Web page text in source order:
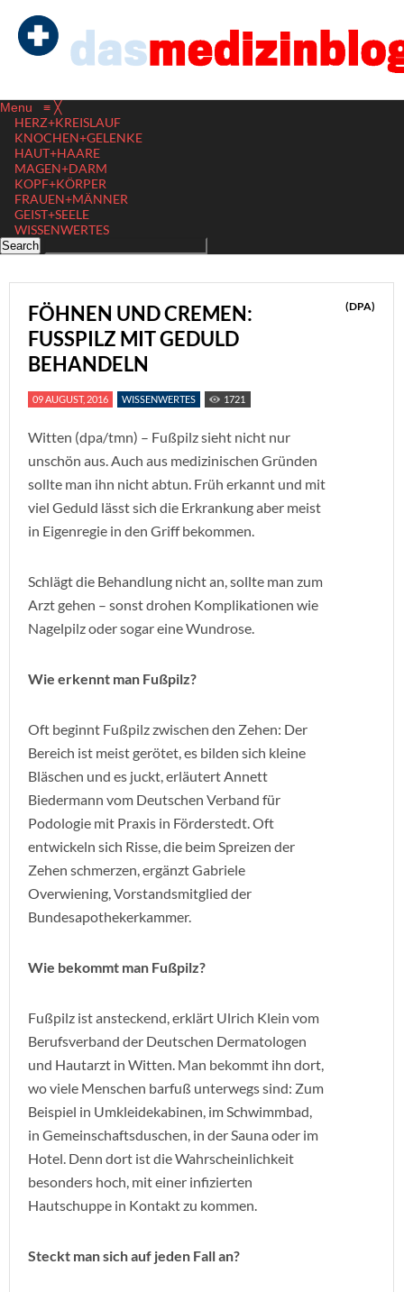
Menu ≡ ╳
HERZ+KREISLAUF
KNOCHEN+GELENKE
HAUT+HAARE
MAGEN+DARM
KOPF+KÖRPER
FRAUEN+MÄNNER
GEIST+SEELE
WISSENWERTES
FÖHNEN UND CREMEN:
FUSSPILZ MIT GEDULD B
EHANDELN
(DPA)
09 AUGUST, 2016 WISSENWERTES 1721
Witten (dpa/tmn) – Fußpilz sieht nicht nur
unschön aus. Auch aus medizinischen Gründen
sollte man ihn nicht abtun. Früh erkannt und mit
viel Geduld lässt sich die Erkrankung aber meist
in Eigenregie in den Griff bekommen.
Schlägt die Behandlung nicht an, sollte man zum
Arzt gehen – sonst drohen Komplikationen wie
Nagelpilz oder sogar eine Wundrose.
Wie erkennt man Fußpilz?
Oft beginnt Fußpilz zwischen den Zehen: Der
Bereich ist meist gerötet, es bilden sich kleine
Bläschen und es juckt, erläutert Annett
Biedermann vom Deutschen Verband für
Podologie mit Praxis in Förderstedt. Oft
entwickeln sich Risse, die beim Spreizen der
Zehen schmerzen, ergänzt Gabriele
Overwiening, Vorstandsmitglied der
Bundesapothekerkammer.
Wie bekommt man Fußpilz?
Fußpilz ist ansteckend, erklärt Ulrich Klein vom
Berufsverband der Deutschen Dermatologen
und Hautarzt in Witten. Man bekommt ihn dort,
wo viele Menschen barfuß unterwegs sind: Zum
Beispiel in Umkleidekabinen, im Schwimmbad,
in Gemeinschaftsduschen, in der Sauna oder im
Hotel. Denn dort ist die Wahrscheinlichkeit
besonders hoch, mit einer infizierten
Hautschuppe in Kontakt zu kommen.
Steckt man sich auf jeden Fall an?